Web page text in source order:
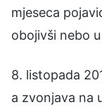
mjeseca
obojivši nebo
8. listopada
a zvonjava na